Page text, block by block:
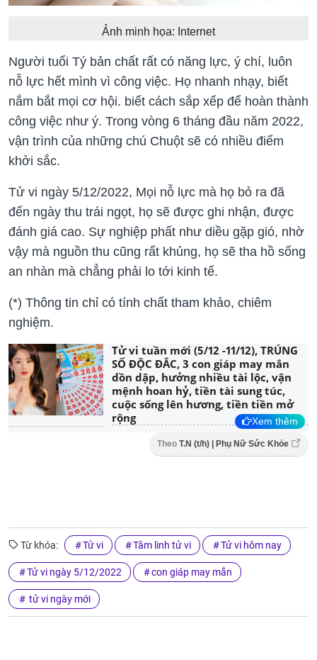
Ảnh minh họa: Internet
Người tuổi Tý bản chất rất có năng lực, ý chí, luôn
nỗ lực hết mình vì công việc. Họ nhanh nhạy, biết
nắm bắt mọi cơ hội. biết cách sắp xếp để hoàn thành
công việc như ý. Trong vòng 6 tháng đầu năm 2022,
vận trình của những chú Chuột sẽ có nhiều điểm
khởi sắc.
Tử vi ngày 5/12/2022, Mọi nỗ lực mà họ bỏ ra đã
đến ngày thu trái ngọt, họ sẽ được ghi nhận, được
đánh giá cao. Sự nghiệp phất như diều gặp gió, nhờ
vậy mà nguồn thu cũng rất khủng, họ sẽ tha hồ sống
an nhàn mà chẳng phải lo tới kinh tế.
(*) Thông tin chỉ có tính chất tham khảo, chiêm
nghiệm.
Tử vi tuần mới (5/12 -11/12), TRÚNG
SỐ ĐỘC ĐẮC, 3 con giáp may mắn
dồn dập, hưởng nhiều tài lộc, vận
mệnh hoan hỷ, tiền tài sung túc,
cuộc sống lên hương, tiền tiền mở
rộng
Xem thêm
Theo T.N (t/h) | Phụ Nữ Sức Khỏe
Từ khóa: Tử vi Tâm linh tử vi Tử vi hôm nay
Tử vi ngày 5/12/2022 con giáp may mắn
tử vi ngày mới